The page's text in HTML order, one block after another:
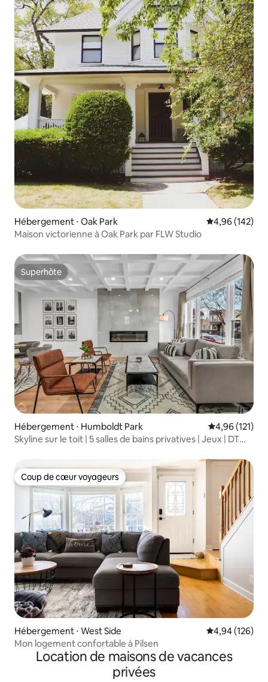
Hébergement ⋅ Oak Park Évaluation
4,96 (142)
Maison victorienne à Oak Park par FLW Studio
Superhôte
Superhôte
Hébergement ⋅ Humboldt Park Évaluation
4,96 (121)
Skyline sur le toit | 5 salles de bains privatives | Jeux | DT
Coup de cœur voyageurs
Coup de cœur voyageurs
Hébergement ⋅ West Side Évaluation
4,94 (126)
Mon logement confortable à Pilsen
Location de maisons de vacances
privées